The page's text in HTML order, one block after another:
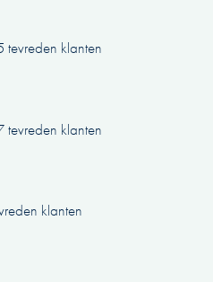
tevreden klanten
tevreden klanten
klanten